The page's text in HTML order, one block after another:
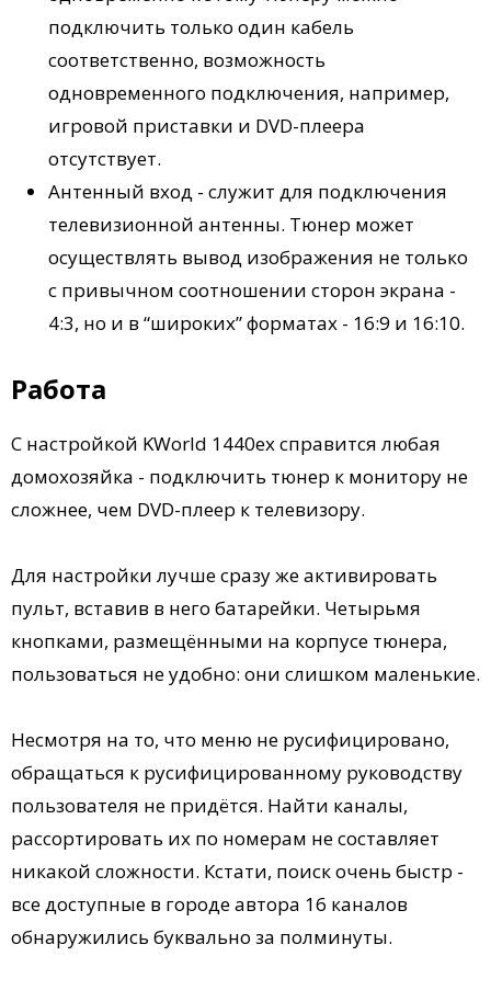
подключить только один кабель
соответственно, возможность
одновременного подключения, например,
игровой приставки и DVD-плеера
отсутствует.
Антенный вход - служит для подключения
телевизионной антенны. Тюнер может
осуществлять вывод изображения не только
с привычном соотношении сторон экрана -
4:3, но и в “широких” форматах - 16:9 и 16:10.
Работа
С настройкой KWorld 1440ex справится любая
домохозяйка - подключить тюнер к монитору не
сложнее, чем DVD-плеер к телевизору.
Для настройки лучше сразу же активировать
пульт, вставив в него батарейки. Четырьмя
кнопками, размещёнными на корпусе тюнера,
пользоваться не удобно: они слишком маленькие.
Несмотря на то, что меню не русифицировано,
обращаться к русифицированному руководству
пользователя не придётся. Найти каналы,
рассортировать их по номерам не составляет
никакой сложности. Кстати, поиск очень быстр -
все доступные в городе автора 16 каналов
обнаружились буквально за полминуты.